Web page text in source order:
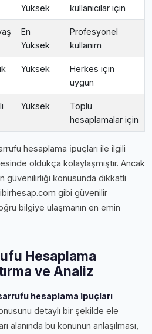
Yüksek
kullanıcılar için
En
Yüksek
Profesyonel
kullanım
Yüksek
Herkes için
uygun
Yüksek
Toplu
hesaplamalar için
hesaplama i̇puçları ile ilgili
oldukça kolaylaşmıştır. Ancak
güvenilirliği konusunda dikkatli
gibi güvenilir
bilgiye ulaşmanın en emin
Hesaplama
ve Analiz
hesaplama i̇puçları
detaylı bir şekilde ele
alanında bu konunun anlaşılması,